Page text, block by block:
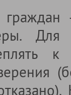
Для